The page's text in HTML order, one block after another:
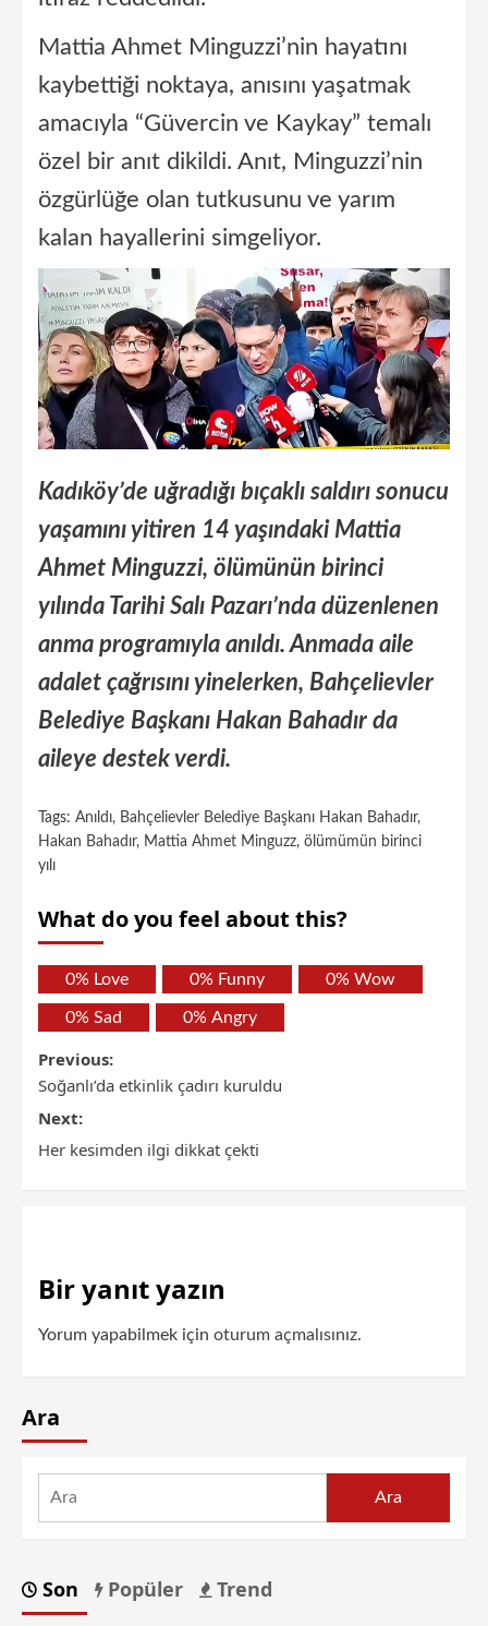
Mattia Ahmet Minguzzi’nin hayatını
kaybettiği noktaya, anısını yaşatmak
amacıyla “Güvercin ve Kaykay” temalı
özel bir anıt dikildi. Anıt, Minguzzi’nin
özgürlüğe olan tutkusunu ve yarım
kalan hayallerini simgeliyor.
Kadıköy’de uğradığı bıçaklı saldırı sonucu
yaşamını yitiren 14 yaşındaki Mattia
Ahmet Minguzzi, ölümünün birinci
yılında Tarihi Salı Pazarı’nda düzenlenen
anma programıyla anıldı. Anmada aile
adalet çağrısını yinelerken, Bahçelievler
Belediye Başkanı Hakan Bahadır da
aileye destek verdi.
Tags: Anıldı, Bahçelievler Belediye Başkanı Hakan Bahadır,
Hakan Bahadır, Mattia Ahmet Minguzz, ölümümün birinci
yılı
What do you feel about this?
0% Love 0% Funny 0% Wow
0% Sad 0% Angry
Previous:
Soğanlı’da etkinlik çadırı kuruldu
Next:
Her kesimden ilgi dikkat çekti
Bir yanıt yazın
Yorum yapabilmek için oturum açmalısınız.
Ara
Ara
Son Popüler Trend